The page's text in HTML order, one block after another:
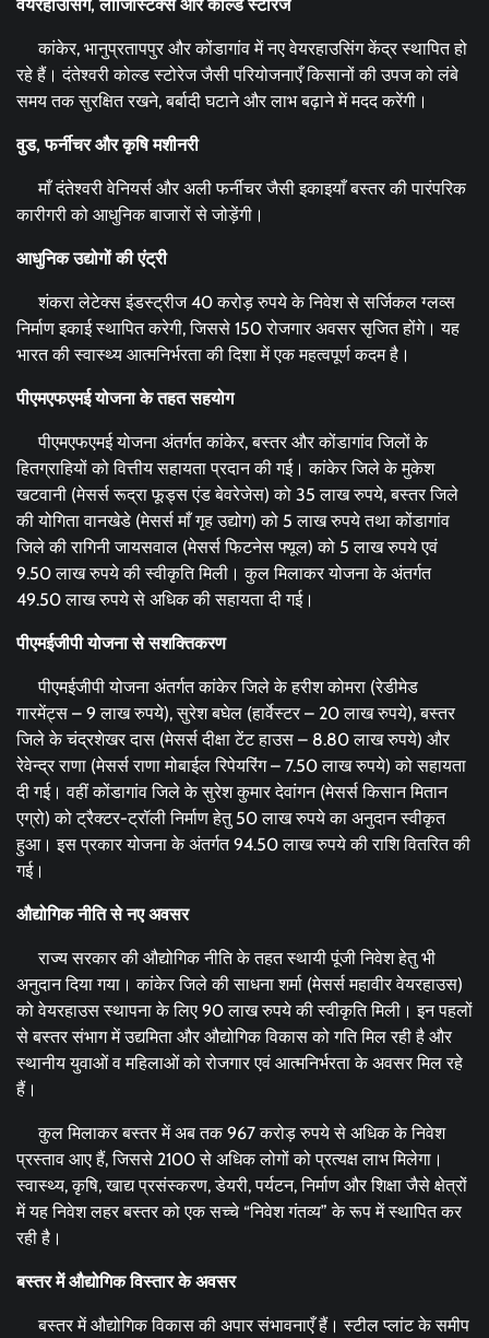
वेयरहाउसिंग,लॉजिस्टिक्स और कोल्ड स्टोरेज
कांकेर, भानुप्रतापपुर और कोंडागांव में नए वेयरहाउसिंग केंद्र स्थापित हो
रहे हैं। दंतेश्वरी कोल्ड स्टोरेज जैसी परियोजनाएँ किसानों की उपज को लंबे
समय तक सुरक्षित रखने, बर्बादी घटाने और लाभ बढ़ाने में मदद करेंगी।
वुड,फर्नीचर और कृषि मशीनरी
माँ दंतेश्वरी वेनियर्स और अली फर्नीचर जैसी इकाइयाँ बस्तर की पारंपरिक
कारीगरी को आधुनिक बाजारों से जोड़ेंगी।
आधुनिक उद्योगों की एंट्री
शंकरा लेटेक्स इंडस्ट्रीज 40 करोड़ रुपये के निवेश से सर्जिकल ग्लव्स
निर्माण इकाई स्थापित करेगी, जिससे 150 रोजगार अवसर सृजित होंगे। यह
भारत की स्वास्थ्य आत्मनिर्भरता की दिशा में एक महत्वपूर्ण कदम है।
पीएमएफएमई योजना के तहत सहयोग
पीएमएफएमई योजना अंतर्गत कांकेर, बस्तर और कोंडागांव जिलों के
हितग्राहियों को वित्तीय सहायता प्रदान की गई। कांकेर जिले के मुकेश
खटवानी (मेसर्स रूद्रा फूड्स एंड बेवरेजेस) को 35 लाख रुपये, बस्तर जिले
की योगिता वानखेडे (मेसर्स माँ गृह उद्योग) को 5 लाख रुपये तथा कोंडागांव
जिले की रागिनी जायसवाल (मेसर्स फिटनेस फ्यूल) को 5 लाख रुपये एवं
9.50 लाख रुपये की स्वीकृति मिली। कुल मिलाकर योजना के अंतर्गत
49.50 लाख रुपये से अधिक की सहायता दी गई।
पीएमईजीपी योजना से सशक्तिकरण
पीएमईजीपी योजना अंतर्गत कांकेर जिले के हरीश कोमरा (रेडीमेड
गारमेंट्स – 9 लाख रुपये), सुरेश बघेल (हार्वेस्टर – 20 लाख रुपये), बस्तर
जिले के चंद्रशेखर दास (मेसर्स दीक्षा टेंट हाउस – 8.80 लाख रुपये) और
रेवेन्द्र राणा (मेसर्स राणा मोबाईल रिपेयरिंग – 7.50 लाख रुपये) को सहायता
दी गई। वहीं कोंडागांव जिले के सुरेश कुमार देवांगन (मेसर्स किसान मितान
एग्रो) को ट्रैक्टर-ट्रॉली निर्माण हेतु 50 लाख रुपये का अनुदान स्वीकृत
हुआ। इस प्रकार योजना के अंतर्गत 94.50 लाख रुपये की राशि वितरित की
गई।
औद्योगिक नीति से नए अवसर
राज्य सरकार की औद्योगिक नीति के तहत स्थायी पूंजी निवेश हेतु भी
अनुदान दिया गया। कांकेर जिले की साधना शर्मा (मेसर्स महावीर वेयरहाउस)
को वेयरहाउस स्थापना के लिए 90 लाख रुपये की स्वीकृति मिली। इन पहलों
से बस्तर संभाग में उद्यमिता और औद्योगिक विकास को गति मिल रही है और
स्थानीय युवाओं व महिलाओं को रोजगार एवं आत्मनिर्भरता के अवसर मिल रहे
हैं।
कुल मिलाकर बस्तर में अब तक 967 करोड़ रुपये से अधिक के निवेश
प्रस्ताव आए हैं, जिससे 2100 से अधिक लोगों को प्रत्यक्ष लाभ मिलेगा।
स्वास्थ्य, कृषि, खाद्य प्रसंस्करण, डेयरी, पर्यटन, निर्माण और शिक्षा जैसे क्षेत्रों
में यह निवेश लहर बस्तर को एक सच्चे “निवेश गंतव्य” के रूप में स्थापित कर
रही है।
बस्तर में औद्योगिक विस्तार के अवसर
बस्तर में औद्योगिक विकास की अपार संभावनाएँ हैं। स्टील प्लांट के समीप